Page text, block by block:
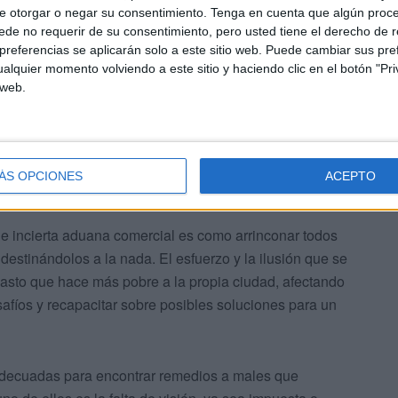
otorgar o negar su consentimiento. Tenga en cuenta que algún
no requerir de su consentimiento, pero usted tiene el derecho de
se aplicarán solo a este sitio web. Puede cambiar sus
momento volviendo a este sitio y haciendo clic en el botón
OPCIONES ACEPTO
que tenga en cuenta las peculiaridades de la ciudad,
su singularidad cultural, su capacidad para
Un marco, en definitiva, en el que se
respetando las esencias y principios fundamentales
Ceuta.
incierta aduana comercial es como arrinconar todos
a la nada. El esfuerzo y la ilusión que se
que hace más pobre a la propia ciudad, afectando
y recapacitar sobre posibles soluciones para un
para encontrar remedios a males que